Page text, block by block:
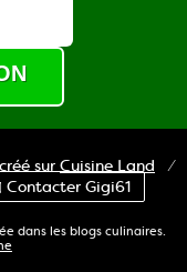
créé sur Cuisine Land
⁄
Gigi61
dans les blogs culinaires.